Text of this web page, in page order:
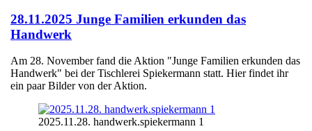
28.11.2025 Junge Familien erkunden das
Handwerk
Am 28. November fand die Aktion "Junge Familien erkunden das
Handwerk" bei der Tischlerei Spiekermann statt. Hier findet ihr
ein paar Bilder von der Aktion.
2025.11.28. handwerk.spiekermann 1